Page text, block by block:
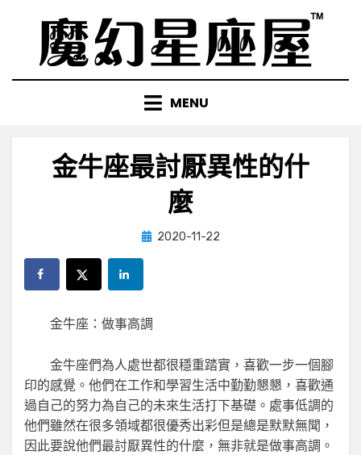
content
MENU
金牛座最討厭異性的什
麼
by小編
Posted
2020-11-22
金牛座：做事高調
金牛座們為人處世都很穩重踏實，喜歡一步一個腳
印的感覺。他們在工作和學習生活中勤勤懇懇，喜歡通
過自己的努力為自己的未來生活打下基礎。處事低調的
他們雖然在很多領域都很優秀出彩但是總是默默無聞，
因此要說他們最討厭異性的什麼，無非就是做事高調。